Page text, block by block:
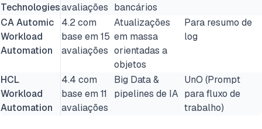
Technologiesavaliações bancários
CA Automic
Workload
Automation
4.2 com
base em 15
avaliações
Atualizações
em massa
orientadas a
objetos
Para resumo de
log
HCL
Workload
Automation
4.4 com
base em 11
avaliações
Big Data &
pipelines de IA
UnO (Prompt
para fluxo de
trabalho)